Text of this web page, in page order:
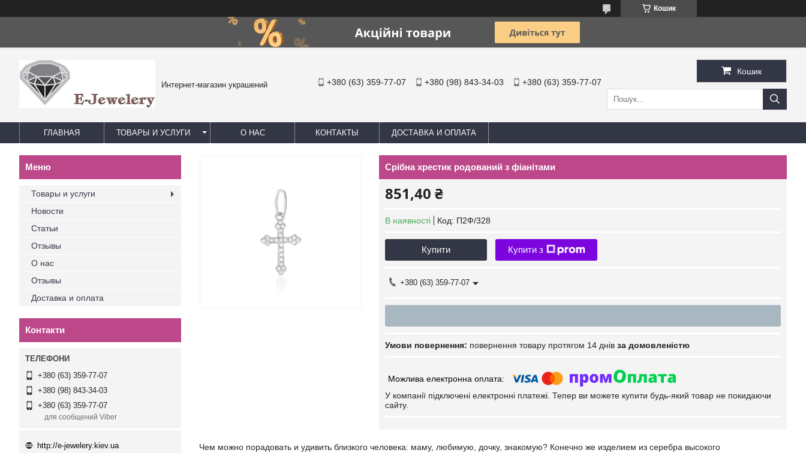
Кошик
Интернет-магазин украшений +380 (63) 359-77-07 +380 (98) 843-34-03 +380 (63) 359-77-07
Кошик
ГЛАВНАЯ ТОВАРЫ И УСЛУГИ О НАС КОНТАКТЫ ДОСТАВКА И ОПЛАТА
Срібна хрестик родований з фіанітами
851,40 ₴
В наявності Код: П2Ф/328
Купити Купити з
+380 (63) 359-77-07
повернення товару протягом 14 днів за домовленістю
У компанії підключені електронні платежі. Тепер ви можете купити будь-який товар не покидаючи
сайту.
Чем можно порадовать и удивить близкого человека: маму, любимую, дочку, знакомую? Конечно же изделием из серебра высокого
Товары и услуги
Новости
Статьи
Отзывы
О нас
Отзывы
Доставка и оплата
Контакти
+380 (63) 359-77-07
+380 (98) 843-34-03
+380 (63) 359-77-07
для сообщений Viber
http://e-jewelery.kiev.ua